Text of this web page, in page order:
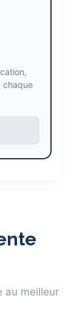
chaque
au meilleur